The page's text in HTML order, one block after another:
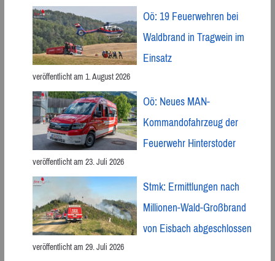
Oö: 19 Feuerwehren bei
Waldbrand in Tragwein im
Einsatz
veröffentlicht am 1. August 2026
Oö: Neues MAN-
Kommandofahrzeug der
Feuerwehr Hinterstoder
veröffentlicht am 23. Juli 2026
Stmk: Ermittlungen nach
Millionen-Wald-Großbrand
von Eisbach abgeschlossen
veröffentlicht am 29. Juli 2026